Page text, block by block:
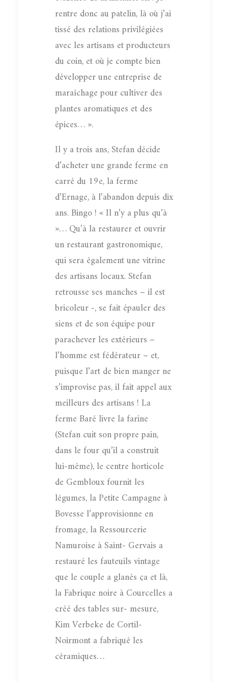
rentre donc au patelin, là où j’ai
tissé des relations privilégiées
avec les artisans et producteurs
du coin, et où je compte bien
développer une entreprise de
maraîchage pour cultiver des
plantes aromatiques et des
épices… ».
Il y a trois ans, Stefan décide
d’acheter une grande ferme en
carré du 19e, la ferme
d’Ernage, à l’abandon depuis dix
ans. Bingo ! « Il n’y a plus qu’à
»… Qu’à la restaurer et ouvrir
un restaurant gastronomique,
qui sera également une vitrine
des artisans locaux. Stefan
retrousse ses manches – il est
bricoleur -, se fait épauler des
siens et de son équipe pour
parachever les extérieurs –
l’homme est fédérateur – et,
puisque l’art de bien manger ne
s’improvise pas, il fait appel aux
meilleurs des artisans ! La
ferme Baré livre la farine
(Stefan cuit son propre pain,
dans le four qu’il a construit
lui-même), le centre horticole
de Gembloux fournit les
légumes, la Petite Campagne à
Bovesse l’approvisionne en
fromage, la Ressourcerie
Namuroise à Saint- Gervais a
restauré les fauteuils vintage
que le couple a glanés ça et là,
la Fabrique noire à Courcelles a
créé des tables sur- mesure,
Kim Verbeke de Cortil-
Noirmont a fabriqué les
céramiques…